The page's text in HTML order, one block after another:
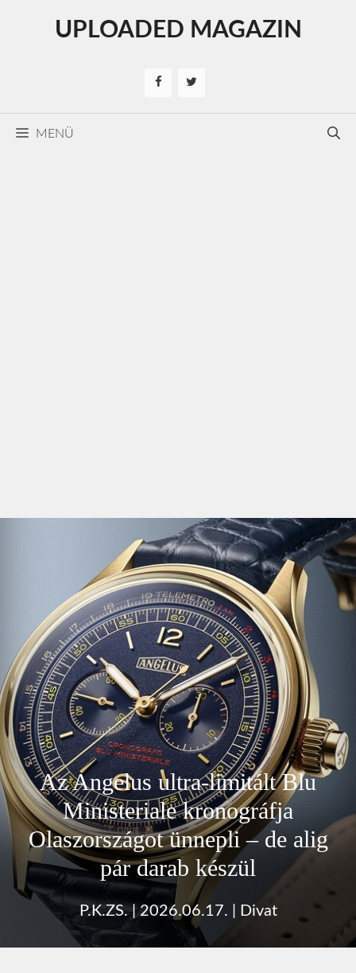
UPLOADED MAGAZIN
MENÜ
Az Angelus ultra-limitált Blu
Ministeriale kronográfja
Olaszországot ünnepli – de alig
pár darab készül
P.K.ZS.|2026.06.17. Divat